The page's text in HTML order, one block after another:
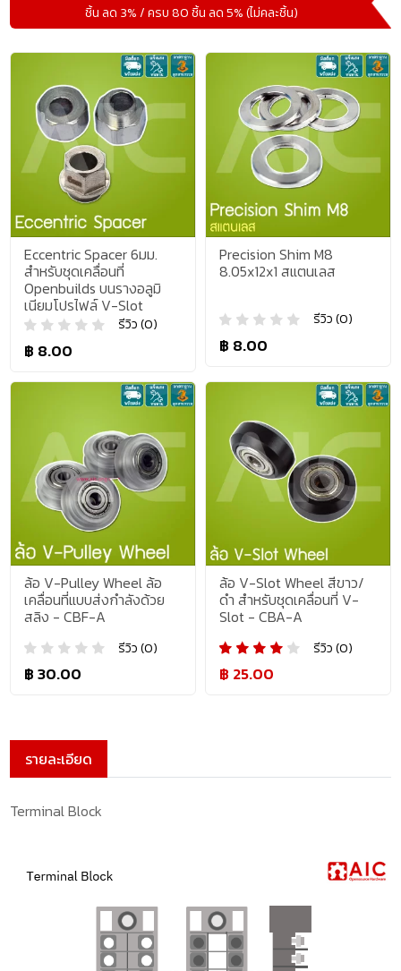
ชิ้น ลด 3% / ครบ 80 ชิ้น ลด 5% (ไม่คละชิ้น)
Eccentric Spacer 6มม.
สำหรับชุดเคลื่อนที่
Openbuilds บนรางอลูมิ
เนียมโปรไฟล์ V-Slot
รีวิว (0)
฿ 8.00
Precision Shim M8
8.05x12x1 สแตนเลส
รีวิว (0)
฿ 8.00
ล้อ V-Pulley Wheel ล้อ
เคลื่อนที่แบบส่งกำลังด้วย
สลิง - CBF-A
รีวิว (0)
฿ 30.00
ล้อ V-Slot Wheel สีขาว/
ดำ สำหรับชุดเคลื่อนที่ V-
Slot - CBA-A
รีวิว (0)
฿ 25.00
รายละเอียด
Terminal Block